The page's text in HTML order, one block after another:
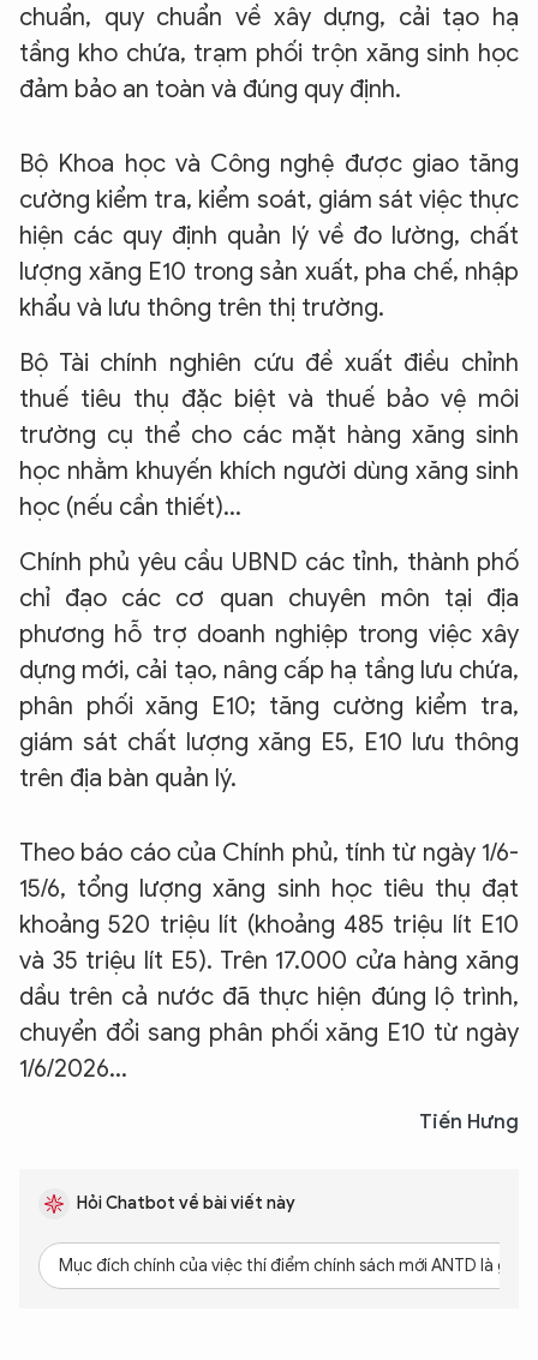
chuẩn, quy chuẩn về xây dựng, cải tạo hạ
tầng kho chứa, trạm phối trộn xăng sinh học
đảm bảo an toàn và đúng quy định.
Bộ Khoa học và Công nghệ được giao tăng
cường kiểm tra, kiểm soát, giám sát việc thực
hiện các quy định quản lý về đo lường, chất
lượng xăng E10 trong sản xuất, pha chế, nhập
khẩu và lưu thông trên thị trường.
Bộ Tài chính nghiên cứu đề xuất điều chỉnh
thuế tiêu thụ đặc biệt và thuế bảo vệ môi
trường cụ thể cho các mặt hàng xăng sinh
học nhằm khuyến khích người dùng xăng sinh
học (nếu cần thiết)...
Chính phủ yêu cầu UBND các tỉnh, thành phố
chỉ đạo các cơ quan chuyên môn tại địa
phương hỗ trợ doanh nghiệp trong việc xây
dựng mới, cải tạo, nâng cấp hạ tầng lưu chứa,
phân phối xăng E10; tăng cường kiểm tra,
giám sát chất lượng xăng E5, E10 lưu thông
trên địa bàn quản lý.
Theo báo cáo của Chính phủ, tính từ ngày 1/6-
15/6, tổng lượng xăng sinh học tiêu thụ đạt
khoảng 520 triệu lít (khoảng 485 triệu lít E10
và 35 triệu lít E5). Trên 17.000 cửa hàng xăng
dầu trên cả nước đã thực hiện đúng lộ trình,
chuyển đổi sang phân phối xăng E10 từ ngày
1/6/2026...
Tiến Hưng
Hỏi Chatbot về bài viết này
Mục đích chính của việc thí điểm chính sách mới ANTD là gì?